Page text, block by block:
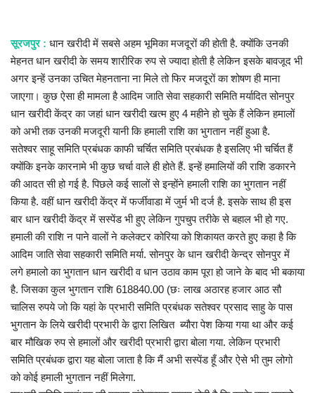
मनोरंजन
मैगज़ीन की लेख
प्रमुख खबर
हेल्थ
Language
English hindi
सूरजपुर : धान खरीदी में सबसे अहम भूमिका मजदूरों की होती है. क्योंकि उनकी
मेहनत धान खरीदी के समय शारीरिक रुप से ज्यादा होती है लेकिन इसके बावजूद भी
अगर इन्हें उनका उचित मेहनताना ना मिले तो फिर मजदूरों का शोषण ही माना
जाएगा। कुछ ऐसा ही मामला है आदिम जाति सेवा सहकारी समिति मर्यादित सोनपुर
धान खरीदी केंद्र का जहां धान खरीदी खत्म हुए 4 महीने हो चुके हैं लेकिन हमालों
को अभी तक उनकी मजदूरी यानी कि हमाली राशि का भुगतान नहीं हुआ है.
सतेश्वर साहू समिति प्रबंधक काफी चर्चित समिति प्रबंधक है इसलिए भी चर्चित हैं
क्योंकि इनके कारनामे भी कुछ चर्चा वाले ही होते हैं. इन्हें हमालियों की राशि डकारने
की आदत सी हो गई है. पिछले कई सालों से इन्होंने हमाली राशि का भुगतान नहीं
किया है. वहीं धान खरीदी केंद्र में फर्जीवाडा में जुर्म भी दर्ज है. इसके साथ ही इस
बार धान खरीदी केंद्र में सस्पेंड भी हुए लेकिन गुपचुप तरीके से बहाल भी हो गए.
हमाली की राशि न पाने वालों ने कलेक्टर कोरिया को शिकायत करते हुए कहा है कि
आदिम जाति सेवा सहकारी समिति मर्या. सोनपुर के धान खरीदी केन्द्र सोनपुर में
लगे हमालो का भुगतान धान खरीदी व धान उठाव काम पूरा हो जाने के बाद भी बकाया
है. जिसका कुल भुगतान राशि 618840.00 (छः लाख अठारह हजार आठ सौ
चालिस रुपये जो कि यहां के प्रभारी समिति प्रबंधक सतेश्वर प्रसाद साहु के पास
भुगतान के लिये खरीदी प्रभारी के द्वारा लिखित ब्यौरा पेश किया गया था और कई
बार मौखिक रुप से हमालों और खरीदी प्रभारी द्वारा बोला गया. लेकिन प्रभारी
समिति प्रबंधक द्वारा यह बोला जाता है कि मैं अभी सस्पेंड हूँ और ऐसे भी तुम लोगो
को कोई हमाली भुगतान नहीं मिलेगा.